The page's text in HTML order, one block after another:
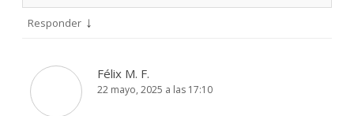
Responder ↓
Félix M. F.
22 mayo, 2025 a las 17:10